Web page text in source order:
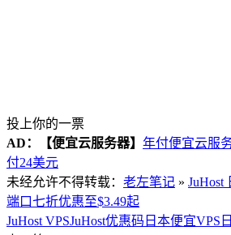
投上你的一票
AD：
【便宜云服务器】 年付便宜云服
付24美元
未经允许不得转载： 老左笔记 » JuHost
端口七折优惠至$3.49起
JuHost VPSJuHost优惠码 日本便宜VPS